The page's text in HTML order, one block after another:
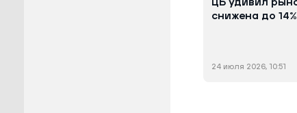
ЦБ удивил
снижена до 14%
24 июля 2026, 10:51